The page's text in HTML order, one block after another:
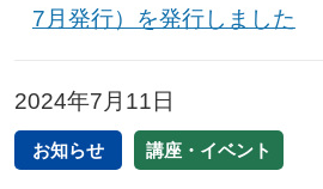
7月発行）を発行しました
2024年7月11日
お知らせ 講座・イベント